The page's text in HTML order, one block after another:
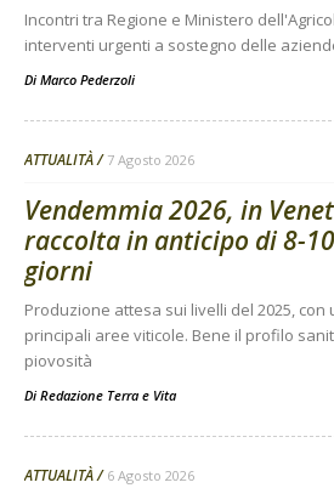
Incontri tra Regione e Ministero
interventi urgenti a sostegno delle
Di Marco Pederzoli
ATTUALITÀ 7 Agosto 2026
Vendemmia 2026, in
raccolta in anticipo di 8-10
giorni
Produzione attesa sui livelli del 2025,
principali aree viticole. Bene il profilo
piovosità
Di Redazione Terra e Vita
ATTUALITÀ 6 Agosto 2026